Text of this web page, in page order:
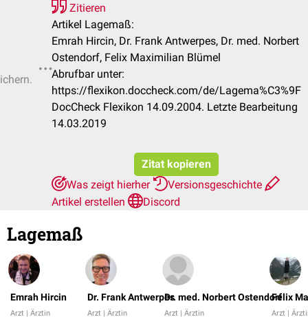
Zitieren
Artikel Lagemaß:
Emrah Hircin, Dr. Frank Antwerpes, Dr. med. Norbert
Ostendorf, Felix Maximilian Blümel
Abrufbar unter:
https://flexikon.doccheck.com/de/Lagema%C3%9F
DocCheck Flexikon 14.09.2004. Letzte Bearbeitung
14.03.2019
Zitat kopieren
Was zeigt hierher
Versionsgeschichte
Artikel erstellen
Discord
Lagemaß
Emrah Hircin
Arzt | Ärztin
Dr. Frank Antwerpes
Arzt | Ärztin
Dr. med. Norbert Ostendorf
Arzt | Ärztin
Felix
Arzt |